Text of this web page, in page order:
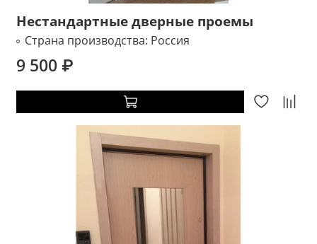
Нестандартные дверные проемы
Страна производства: Россия
9 500 ₽